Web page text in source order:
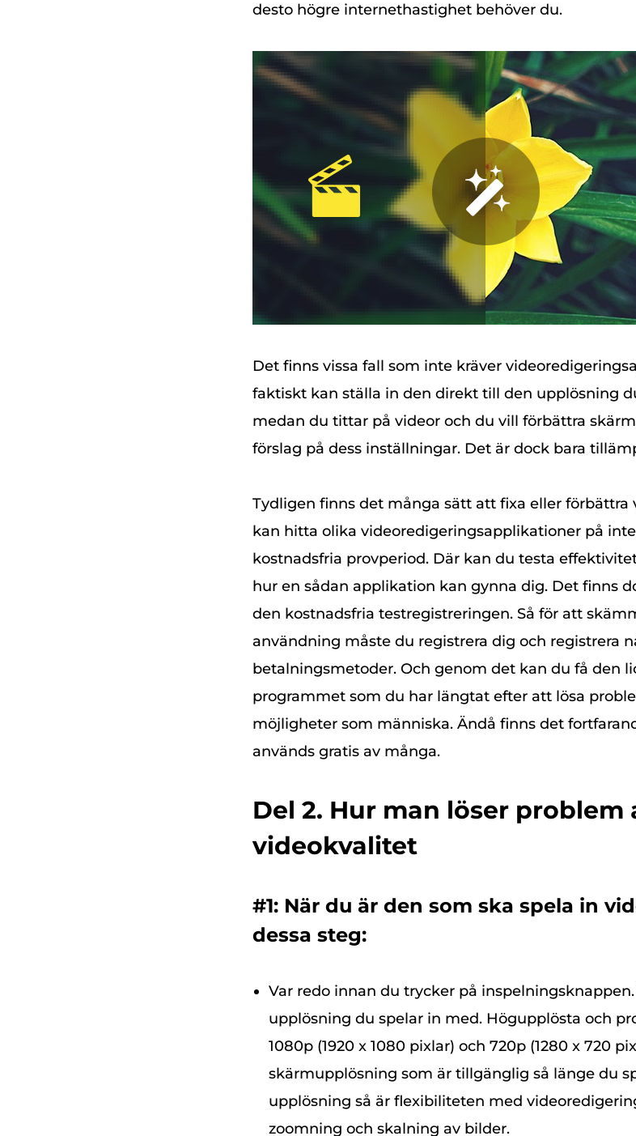
desto högre internethastighet behöver du.
Det finns vissa fall som inte kräver
faktiskt kan ställa in den direkt till den upplösning
medan du tittar på videor och du vill förbättra
förslag på dess inställningar. Det är dock bara
Tydligen finns det många sätt att fixa eller förbättra
kan hitta olika videoredigeringsapplikationer på
kostnadsfria provperiod. Där kan du testa
hur en sådan applikation kan gynna dig. Det finns
den kostnadsfria testregistreringen. Så för att
användning måste du registrera dig och registrera
betalningsmetoder. Och genom det kan du få den
programmet som du har längtat efter att lösa
möjligheter som människa. Ändå finns det
används gratis av många.
Del 2. Hur man löser
videokvalitet
#1: När du är den som ska spela in
dessa steg:
Var redo innan du trycker på
upplösning du spelar in med. Högupplösta och
1080p (1920 x 1080 pixlar) och 720p (1280 x 720
skärmupplösning som är tillgänglig så länge du
upplösning så är flexibiliteten med
zoomning och skalning av bilder.